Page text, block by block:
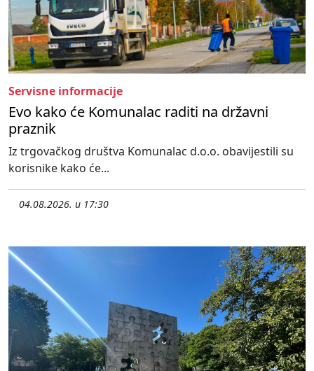
Servisne informacije
Evo kako će Komunalac raditi na državni
praznik
Iz trgovačkog društva Komunalac d.o.o. obavijestili su
korisnike kako će...
04.08.2026. u 17:30